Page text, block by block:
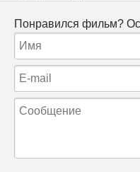
Понравился фильм?